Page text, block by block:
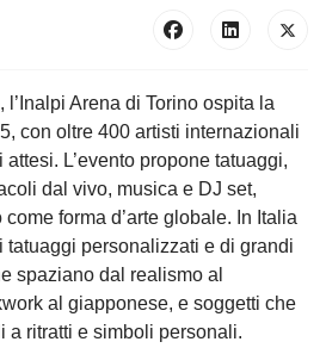
l’Inalpi Arena di Torino ospita la
con oltre 400 artisti internazionali
L’evento propone tatuaggi,
dal vivo, musica e DJ set,
forma d’arte globale. In Italia
tatuaggi personalizzati e di grandi
spaziano dal realismo al
al giapponese, e soggetti che
a ritratti e simboli personali.